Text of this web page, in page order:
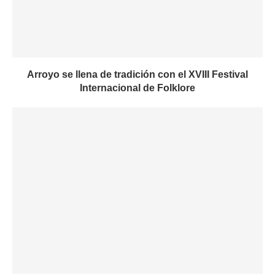
Arroyo se llena de tradición con el XVIII Festival
Internacional de Folklore